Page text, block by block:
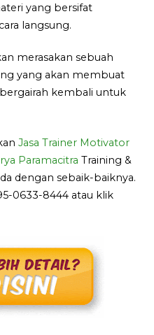
yang bersifat
langsung.
merasakan sebuah
yang akan membuat
kembali untuk
Jasa Trainer Motivator
Paramacitra Training &
dengan sebaik-baiknya.
0633-8444 atau klik